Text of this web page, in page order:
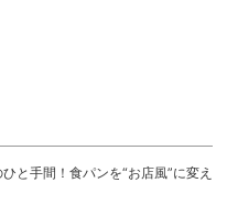
と手間！食パンを“お店風”に変え